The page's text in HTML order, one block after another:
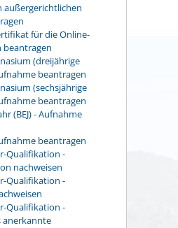
außergerichtlichen
für die Online-
beantragen
(dreijährige
beantragen
(sechsjährige
beantragen
(BEJ) - Aufnahme
beantragen
Qualifikation -
nachweisen
Qualifikation -
Qualifikation -
anerkannte